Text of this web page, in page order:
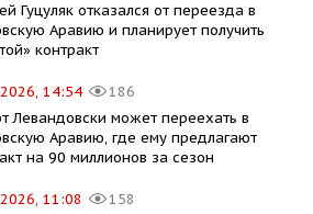
Гуцуляк отказался от переезда в
Аравию и планирует получить
контракт
14:54
186
Левандовски может переехать в
Аравию, где ему предлагают
на 90 миллионов за сезон
11:08
158